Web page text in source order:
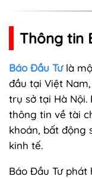
Thông tin
Báo Đầu Tư là
đầu tại Việt
trụ sở tại Hà Nội.
thông tin về tài
khoán, bất động
kinh tế.
Báo Đầu Tư phát